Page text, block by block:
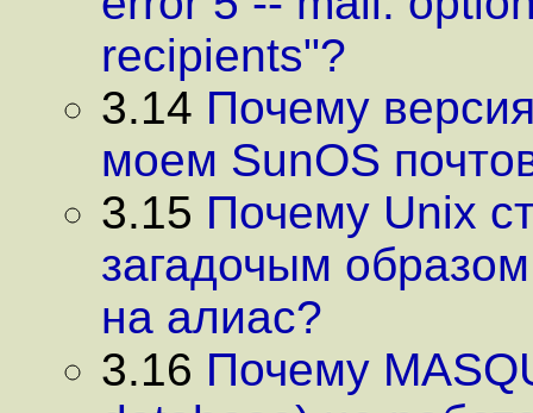
recipients"?
3.14 Почему
моем SunOS
3.15 Почему Unix
загадочым
на алиас?
3.16 Почему